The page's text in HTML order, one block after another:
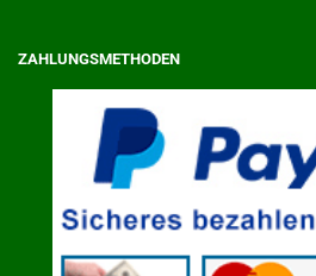
ZAHLUNGSMETHODEN